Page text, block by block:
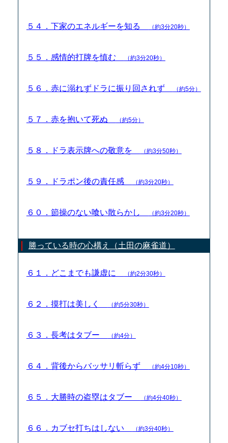
５４．下家のエネルギーを知る （約3分20秒）
５５．感情的打牌を慎む （約3分20秒）
５６．赤に溺れずドラに振り回されず （約5分）
５７．赤を抱いて死ぬ （約5分）
５８．ドラ表示牌への敬意を （約3分50秒）
５９．ドラポン後の責任感 （約3分20秒）
６０．節操のない喰い散らかし （約3分20秒）
勝っている時の心構え（土田の麻雀道）
６１．どこまでも謙虚に （約2分30秒）
６２．摸打は美しく （約5分30秒）
６３．長考はタブー （約4分）
６４．背後からバッサリ斬らず （約4分10秒）
６５．大勝時の盗塁はタブー （約4分40秒）
６６．カブセ打ちはしない （約3分40秒）